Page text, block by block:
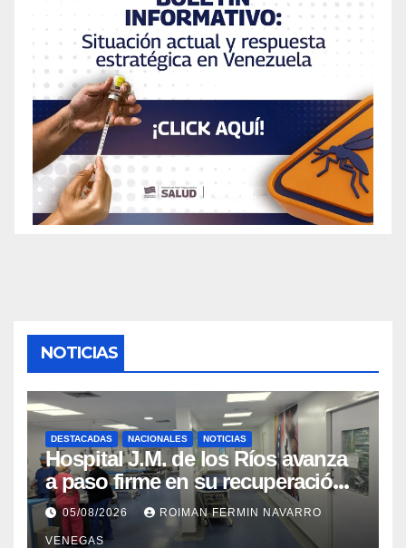
NOTICIAS
DESTACADAS NACIONALES NOTICIAS
Hospital J.M. de los Ríos avanza
a paso firme en su recuperación
tras los recientes eventos
sísmicos
05/08/2026 ROIMAN FERMIN NAVARRO
VENEGAS